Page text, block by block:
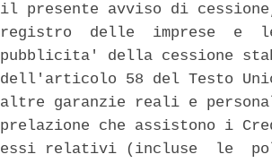
il presente avviso di
registro  delle  imprese  e
pubblicita' della cessione
dell'articolo 58 del Testo
altre garanzie reali e
prelazione che assistono i
essi relativi (incluse  le